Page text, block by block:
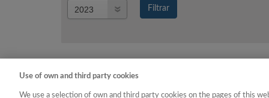
Filtrar
Año
Use of own and third party cookies
We use a selection of own and third party cookies on the pages of this